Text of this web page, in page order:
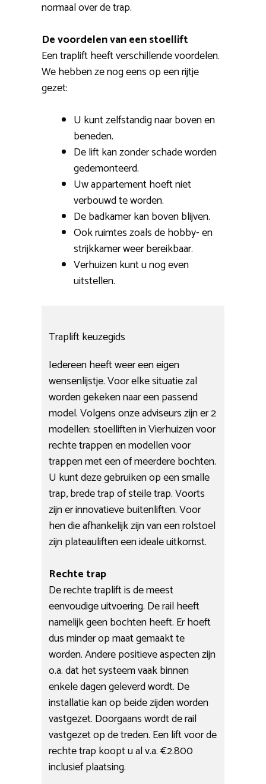
normaal over de trap.
De voordelen van een stoellift
Een traplift heeft verschillende voordelen.
We hebben ze nog eens op een rijtje
gezet:
U kunt zelfstandig naar boven en
beneden.
De lift kan zonder schade worden
gedemonteerd.
Uw appartement hoeft niet
verbouwd te worden.
De badkamer kan boven blijven.
Ook ruimtes zoals de hobby- en
strijkkamer weer bereikbaar.
Verhuizen kunt u nog even
uitstellen.
Traplift keuzegids
Iedereen heeft weer een eigen
wensenlijstje. Voor elke situatie zal
worden gekeken naar een passend
model. Volgens onze adviseurs zijn er 2
modellen: stoelliften in Vierhuizen voor
rechte trappen en modellen voor
trappen met een of meerdere bochten.
U kunt deze gebruiken op een smalle
trap, brede trap of steile trap. Voorts
zijn er innovatieve buitenliften. Voor
hen die afhankelijk zijn van een rolstoel
zijn plateauliften een ideale uitkomst.
Rechte trap
De rechte traplift is de meest
eenvoudige uitvoering. De rail heeft
namelijk geen bochten heeft. Er hoeft
dus minder op maat gemaakt te
worden. Andere positieve aspecten zijn
o.a. dat het systeem vaak binnen
enkele dagen geleverd wordt. De
installatie kan op beide zijden worden
vastgezet. Doorgaans wordt de rail
vastgezet op de treden. Een lift voor de
rechte trap koopt u al v.a. €2.800
inclusief plaatsing.